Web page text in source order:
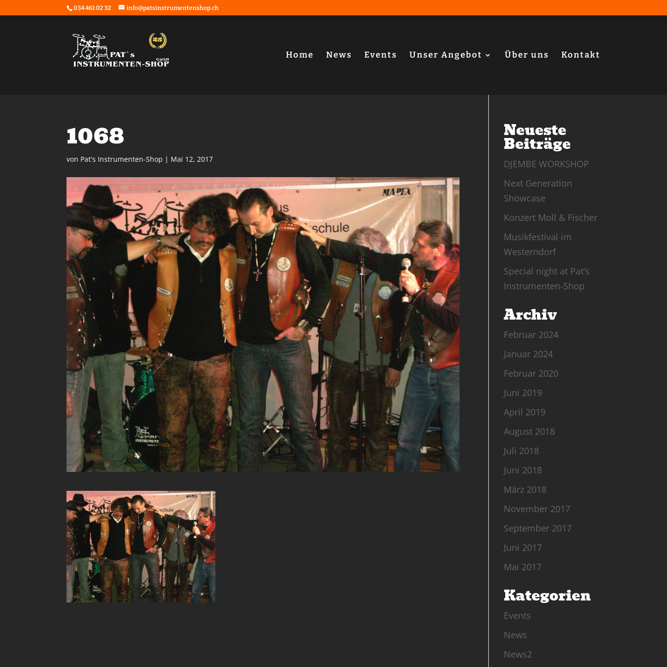
034 461 02 32 info@patsinstrumentenshop.ch
Home News Events Unser Angebot Über uns Kontakt
1068
von Pat's Instrumenten-Shop | Mai 12, 2017
Neueste
Beiträge
DJEMBE WORKSHOP
Next Generation
Showcase
Konzert Moll & Fischer
Musikfestival im
Westerndorf
Special night at Pat’s
Instrumenten-Shop
Archiv
Februar 2024
Januar 2024
Februar 2020
Juni 2019
April 2019
August 2018
Juli 2018
Juni 2018
März 2018
November 2017
September 2017
Juni 2017
Mai 2017
Kategorien
Events
News
News2